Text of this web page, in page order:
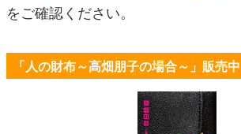
をご確認ください。
「人の財布～高畑朋子の場合～」販売中